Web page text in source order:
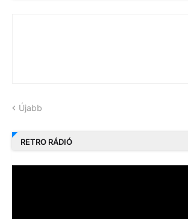
Újabb
RETRO RÁDIÓ